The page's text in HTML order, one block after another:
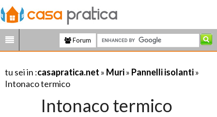
Forum
tu sei in :casapratica.net » Muri» Pannelli isolanti»
Intonaco termico
Intonaco termico